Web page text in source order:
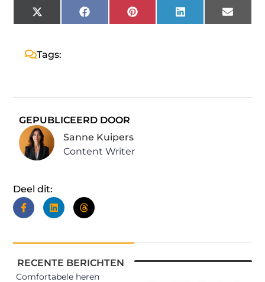
X
(Twitter)
FacebookPinterestLinkedIn Email
Tags:
GEPUBLICEERD DOOR
Sanne Kuipers
Content Writer
Deel dit:
RECENTE BERICHTEN
Comfortabele heren